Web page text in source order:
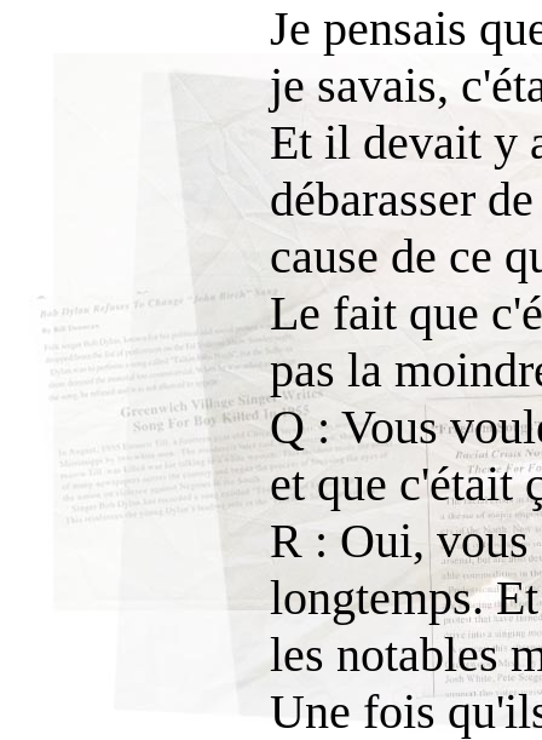
Je pensais
je savais,
Et il devait y
débarasser
cause de ce
Le fait que
pas la
Q : Vous
et que c'était
R : Oui, vous
longtemps.
les notables
Une fois